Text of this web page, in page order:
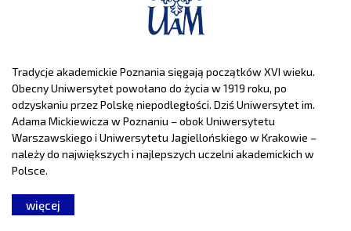
Tradycje akademickie Poznania sięgają początków XVI wieku.
Obecny Uniwersytet powołano do życia w 1919 roku, po
odzyskaniu przez Polskę niepodległości. Dziś Uniwersytet im.
Adama Mickiewicza w Poznaniu – obok Uniwersytetu
Warszawskiego i Uniwersytetu Jagiellońskiego w Krakowie –
należy do największych i najlepszych uczelni akademickich w
Polsce.
więcej